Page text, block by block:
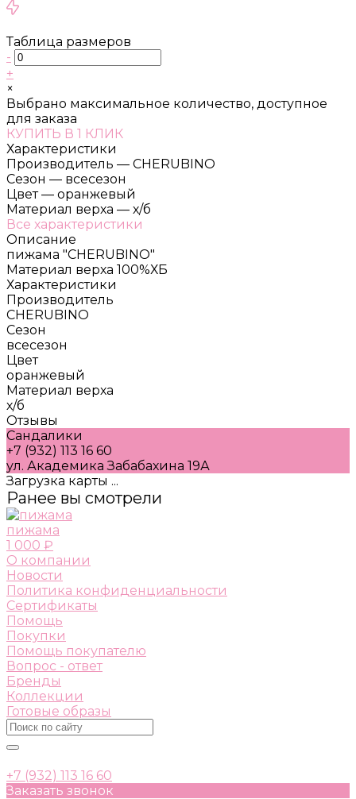
Таблица размеров
-
+
×
Выбрано максимальное количество, доступное
для заказа
КУПИТЬ В 1 КЛИК
Характеристики
Производитель — CHERUBINO
Сезон — всесезон
Цвет — оранжевый
Материал верха — х/б
Все характеристики
Описание
пижама "CHERUBINO"
Материал верха 100%ХБ
Характеристики
Производитель
CHERUBINO
Сезон
всесезон
Цвет
оранжевый
Материал верха
х/б
Отзывы
Сандалики
+7 (932) 113 16 60
ул. Академика Забабахина 19А
Загрузка карты ...
Ранее вы смотрели
пижама
1 000 ₽
О компании
Новости
Политика конфиденциальности
Сертификаты
Помощь
Покупки
Помощь покупателю
Вопрос - ответ
Бренды
Коллекции
Готовые образы
+7 (932) 113 16 60
Заказать звонок